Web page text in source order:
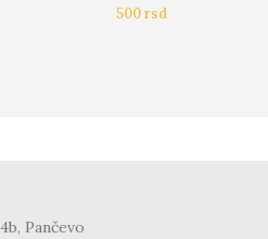
500rsd
Pančevo